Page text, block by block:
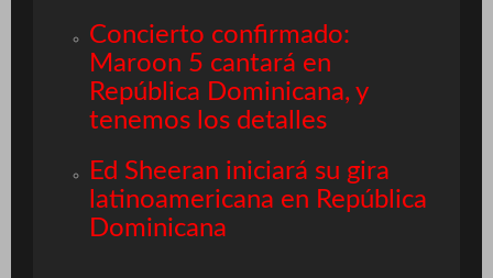
Concierto confirmado:
Maroon 5 cantará en
República Dominicana, y
tenemos los detalles
Ed Sheeran iniciará su gira
latinoamericana en República
Dominicana